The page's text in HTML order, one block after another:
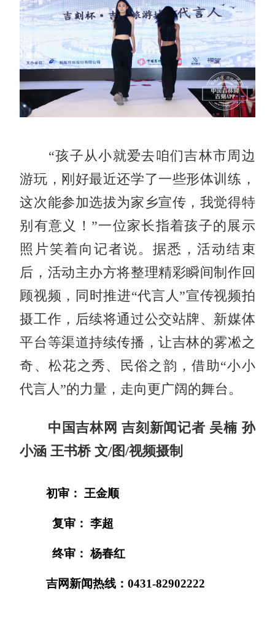
“孩子从小就爱去咱们吉林市周边
游玩，刚好最近还学了一些形体训练，
这次能参加选拔为家乡宣传，我觉得特
别有意义！”一位家长指着孩子的展示
照片笑着向记者说。据悉，活动结束
后，活动主办方将整理精彩瞬间制作回
顾视频，同时推进“代言人”宣传视频拍
摄工作，后续将通过公交站牌、新媒体
平台等渠道持续传播，让吉林的雾凇之
奇、松花之秀、民俗之韵，借助“小小
代言人”的力量，走向更广阔的舞台。
中国吉林网 吉刻新闻记者 吴楠 孙
小涵 王书桥 文/图/视频摄制
初审： 王金顺
复审： 李超
终审： 杨春红
吉网新闻热线：0431-82902222